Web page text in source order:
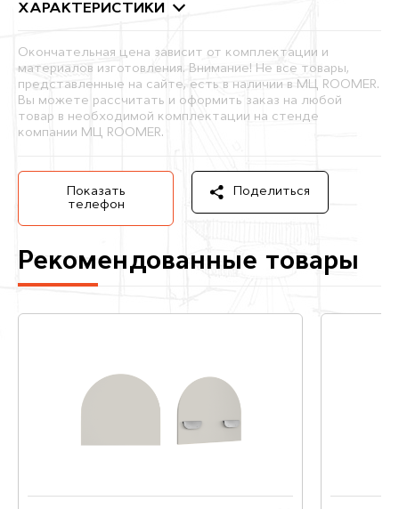
ХАРАКТЕРИСТИКИ
Окончательная цена зависит от комплектации и
материалов изготовления. Внимание! Не все товары,
представленные на сайте, есть в наличии в МЦ ROOMER.
Вы можете рассчитать и оформить заказ на любой
товар в необходимой комплектации на стенде
компании МЦ ROOMER.
Показать
телефон
Поделиться
Рекомендованные товары